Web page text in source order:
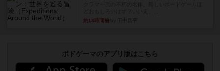
約13時間前
ボドゲーマのアプリ版はこちら